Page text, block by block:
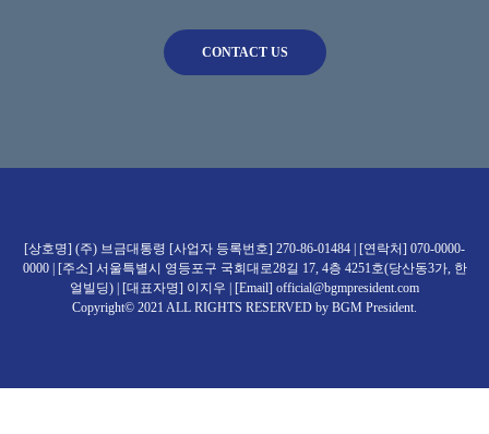
CONTACT US
[상호명] (주) 브금대통령 [사업자 등록번호] 270-86-01484 | [연락처] 070-0000-
0000 | [주소] 서울특별시 영등포구 국회대로28길 17, 4층 4251호(당산동3가, 한
얼빌딩) | [대표자명] 이지우 | [Email] official@bgmpresident.com
Copyright© 2021 ALL RIGHTS RESERVED by BGM President.